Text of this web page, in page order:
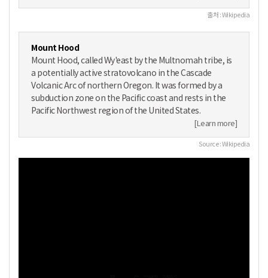
출처 : Wikipedia
Mount Hood
Mount Hood, called Wy'east by the Multnomah tribe, is
a potentially active stratovolcano in the Cascade
Volcanic Arc of northern Oregon. It was formed by a
subduction zone on the Pacific coast and rests in the
Pacific Northwest region of the United States.
[Learn more]
Source : Wikipedia